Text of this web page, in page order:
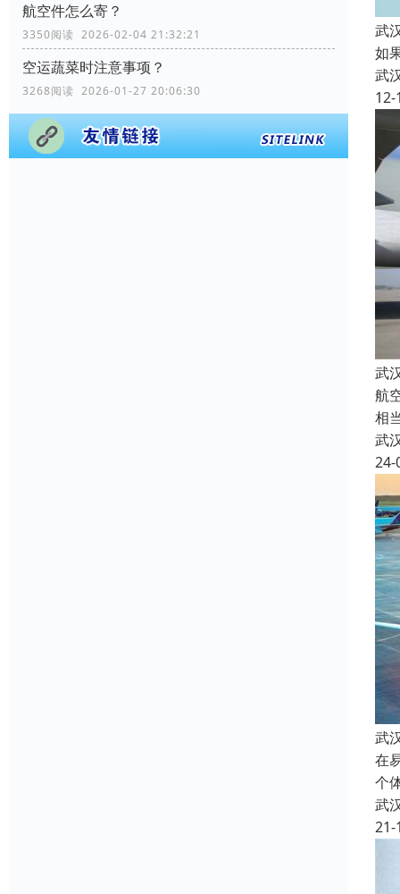
航空件怎么寄？
3350阅读 2026-02-04 21:32:21
空运蔬菜时注意事项？
3268阅读 2026-01-27 20:06:30
武
如
武
12-
武
航
相
武
24-
武
在
个
武
21-